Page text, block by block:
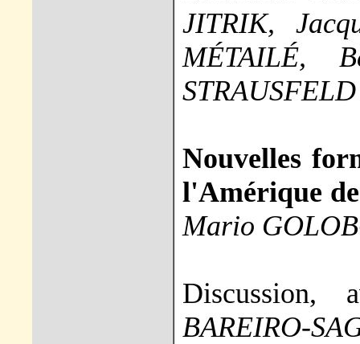
JITRIK,
MÉTAILÉ,
STRAUSFELD
Nouvelles
l'Amérique
Mario
Discussion,
BAREIRO-